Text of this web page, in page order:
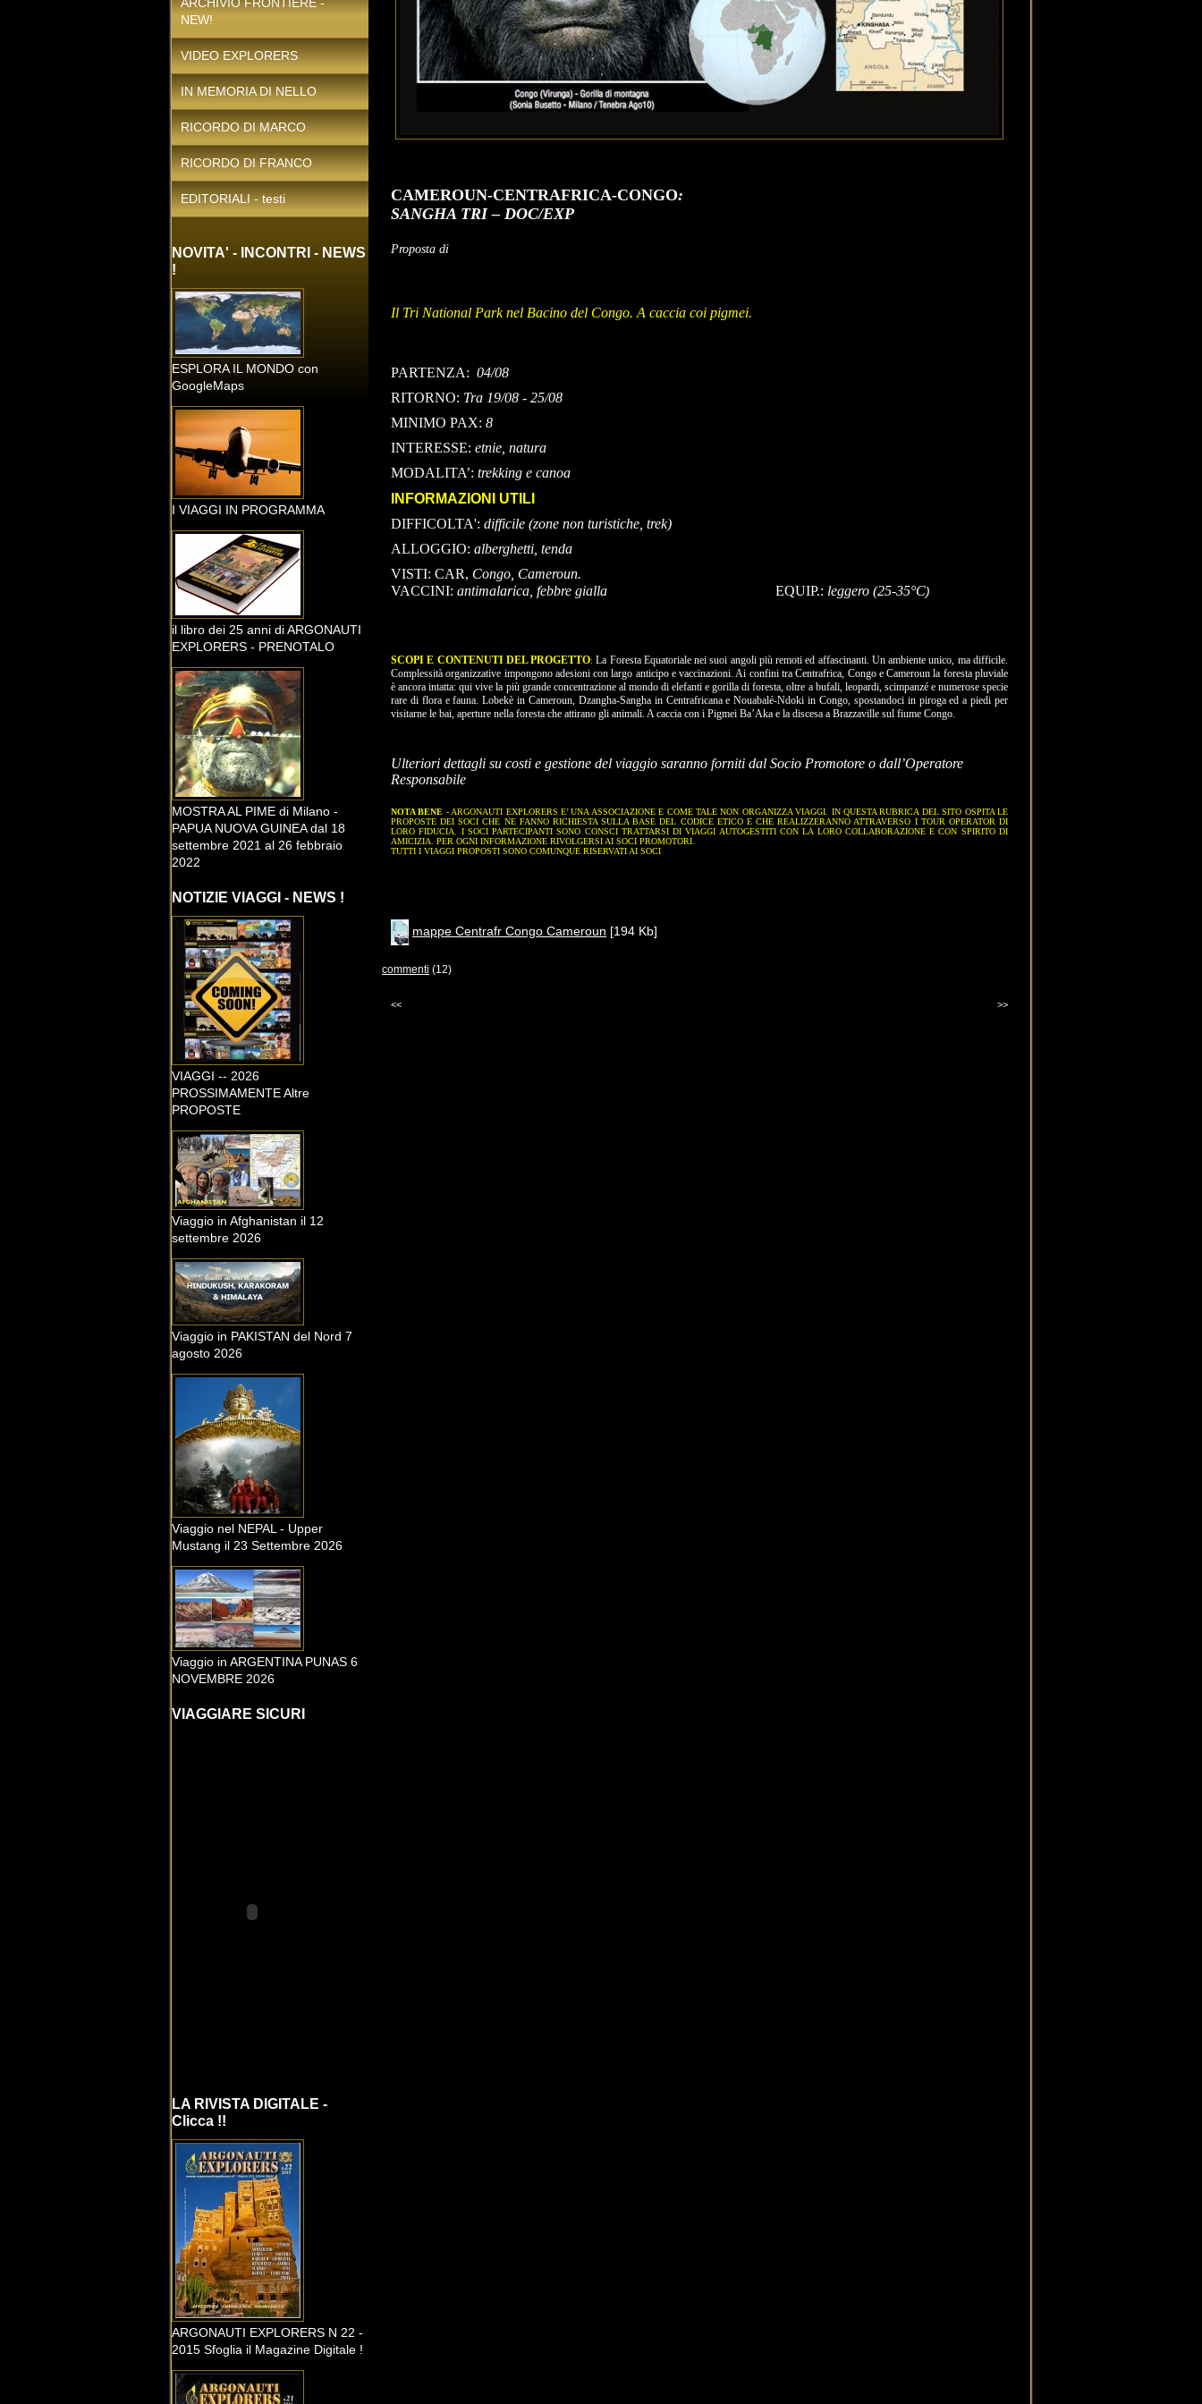
CAMEROUN-CENTRAFRICA-CONGO:
SANGHA TRI – DOC/EXP
Proposta di
Il Tri National Park nel Bacino del Congo. A caccia coi pigmei.
PARTENZA: 04/08
RITORNO: Tra 19/08 - 25/08
MINIMO PAX: 8
INTERESSE: etnie, natura
MODALITA’: trekking e canoa
INFORMAZIONI UTILI
DIFFICOLTA': difficile (zone non turistiche, trek)
ALLOGGIO: alberghetti, tenda
VISTI: CAR, Congo, Cameroun.
VACCINI: antimalarica, febbre gialla EQUIP.: leggero (25-35°C)
SCOPI E CONTENUTI DEL PROGETTO: La Foresta Equatoriale nei suoi angoli più remoti ed affascinanti. Un ambiente unico, ma difficile.
Complessità organizzative impongono adesioni con largo anticipo e vaccinazioni. Ai confini tra Centrafrica, Congo e Cameroun la foresta pluviale
è ancora intatta: qui vive la più grande concentrazione al mondo di elefanti e gorilla di foresta, oltre a bufali, leopardi, scimpanzé e numerose specie
rare di flora e fauna. Lobekè in Cameroun, Dzangha-Sangha in Centrafricana e Nouabalé-Ndoki in Congo, spostandoci in piroga ed a piedi per
visitarne le bai, aperture nella foresta che attirano gli animali. A caccia con i Pigmei Ba’Aka e la discesa a Brazzaville sul fiume Congo.
Ulteriori dettagli su costi e gestione del viaggio saranno forniti dal Socio Promotore o dall’Operatore
Responsabile
NOTA BENE - ARGONAUTI EXPLORERS E’ UNA ASSOCIAZIONE E COME TALE NON ORGANIZZA VIAGGI. IN QUESTA RUBRICA DEL SITO OSPITA LE
PROPOSTE DEI SOCI CHE NE FANNO RICHIESTA SULLA BASE DEL CODICE ETICO E CHE REALIZZERANNO ATTRAVERSO I TOUR OPERATOR DI
LORO FIDUCIA. I SOCI PARTECIPANTI SONO CONSCI TRATTARSI DI VIAGGI AUTOGESTITI CON LA LORO COLLABORAZIONE E CON SPIRITO DI
AMICIZIA. PER OGNI INFORMAZIONE RIVOLGERSI AI SOCI PROMOTORI.
TUTTI I VIAGGI PROPOSTI SONO COMUNQUE RISERVATI AI SOCI
mappe Centrafr Congo Cameroun [194 Kb]
commenti (12)
<< >>
NEW!
VIDEO EXPLORERS
IN MEMORIA DI NELLO
RICORDO DI MARCO
RICORDO DI FRANCO
EDITORIALI - testi
NOVITA' - INCONTRI - NEWS
!
ESPLORA IL MONDO con
GoogleMaps
I VIAGGI IN PROGRAMMA
il libro dei 25 anni di ARGONAUTI
EXPLORERS - PRENOTALO
MOSTRA AL PIME di Milano -
PAPUA NUOVA GUINEA dal 18
settembre 2021 al 26 febbraio
2022
NOTIZIE VIAGGI - NEWS !
VIAGGI -- 2026
PROSSIMAMENTE Altre
PROPOSTE
Viaggio in Afghanistan il 12
settembre 2026
Viaggio in PAKISTAN del Nord 7
agosto 2026
Viaggio nel NEPAL - Upper
Mustang il 23 Settembre 2026
Viaggio in ARGENTINA PUNAS 6
NOVEMBRE 2026
VIAGGIARE SICURI
LA RIVISTA DIGITALE -
Clicca !!
ARGONAUTI EXPLORERS N 22 -
2015 Sfoglia il Magazine Digitale !